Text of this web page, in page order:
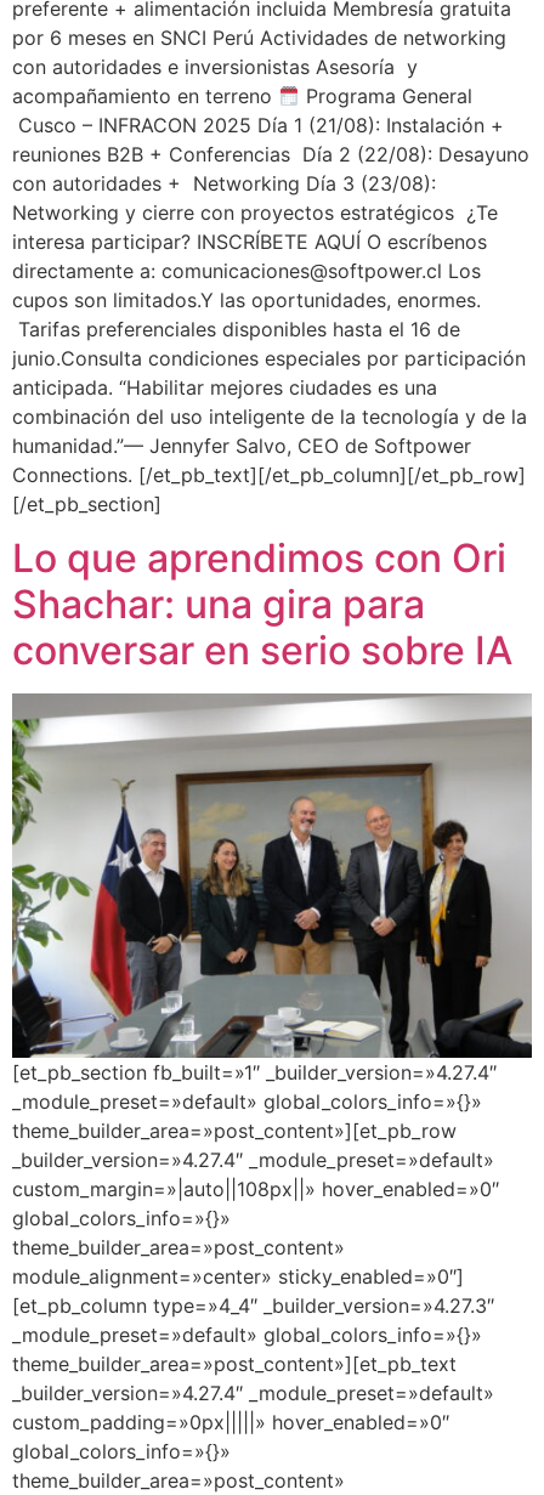
preferente + alimentación incluida Membresía gratuita
por 6 meses en SNCI Perú Actividades de networking
con autoridades e inversionistas Asesoría y
acompañamiento en terreno
Programa General
Cusco – INFRACON 2025 Día 1 (21/08): Instalación +
reuniones B2B + Conferencias Día 2 (22/08): Desayuno
con autoridades + Networking Día 3 (23/08):
Networking y cierre con proyectos estratégicos ¿Te
interesa participar? INSCRÍBETE AQUÍ O escríbenos
directamente a: comunicaciones@softpower.cl Los
cupos son limitados.Y las oportunidades, enormes.
Tarifas preferenciales disponibles hasta el 16 de
junio.Consulta condiciones especiales por participación
anticipada. “Habilitar mejores ciudades es una
combinación del uso inteligente de la tecnología y de la
humanidad.”— Jennyfer Salvo, CEO de Softpower
Connections. [/et_pb_text][/et_pb_column][/et_pb_row]
[/et_pb_section]
Lo que aprendimos con Ori
Shachar: una gira para
conversar en serio sobre IA
[et_pb_section fb_built=»1″ _builder_version=»4.27.4″
_module_preset=»default» global_colors_info=»{}»
theme_builder_area=»post_content»][et_pb_row
_builder_version=»4.27.4″ _module_preset=»default»
custom_margin=»|auto||108px||» hover_enabled=»0″
global_colors_info=»{}»
theme_builder_area=»post_content»
module_alignment=»center» sticky_enabled=»0″]
[et_pb_column type=»4_4″ _builder_version=»4.27.3″
_module_preset=»default» global_colors_info=»{}»
theme_builder_area=»post_content»][et_pb_text
_builder_version=»4.27.4″ _module_preset=»default»
custom_padding=»0px|||||» hover_enabled=»0″
global_colors_info=»{}»
theme_builder_area=»post_content»